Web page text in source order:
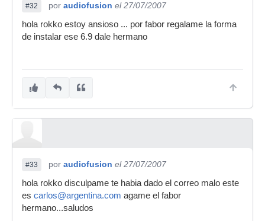
#32 por audiofusion el 27/07/2007
hola rokko estoy ansioso ... por fabor regalame la forma
de instalar ese 6.9 dale hermano
#33 por audiofusion el 27/07/2007
hola rokko disculpame te habia dado el correo malo este
es carlos@argentina.com agame el fabor
hermano...saludos